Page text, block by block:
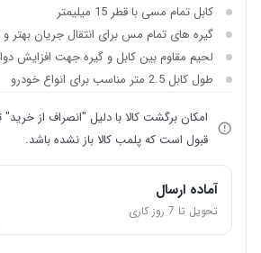
کابل تمام مسی با قطر 15 میلیمتر
گیره های تمام مس برای انتقال جریان بهتر
لحیم مقاوم بین کابل و گیره جهت افزایش
طول کابل 2.5 متر مناسب برای انواع خودرو
امکان برگشت کالا با دلیل "انصراف از
قبول است که پلمب کالا باز نشده باشد.
آماده ارسال
تحویل تا 7 روز کاری